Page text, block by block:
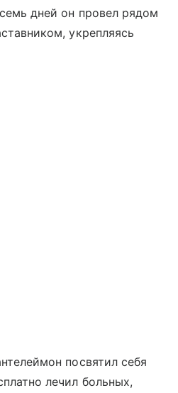
дней он провел рядом
укрепляясь
посвятил себя
лечил больных,